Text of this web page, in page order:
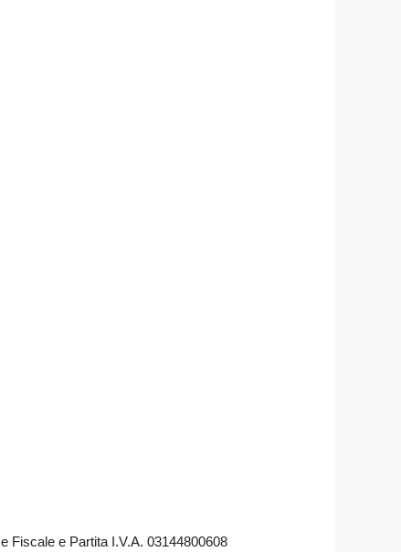
Fiscale e Partita I.V.A. 03144800608